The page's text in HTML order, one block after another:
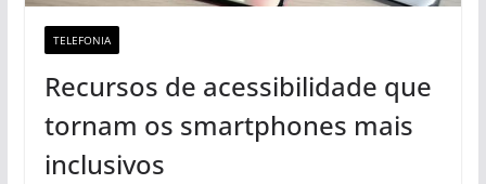
TELEFONIA
Recursos de acessibilidade que
tornam os smartphones mais
inclusivos